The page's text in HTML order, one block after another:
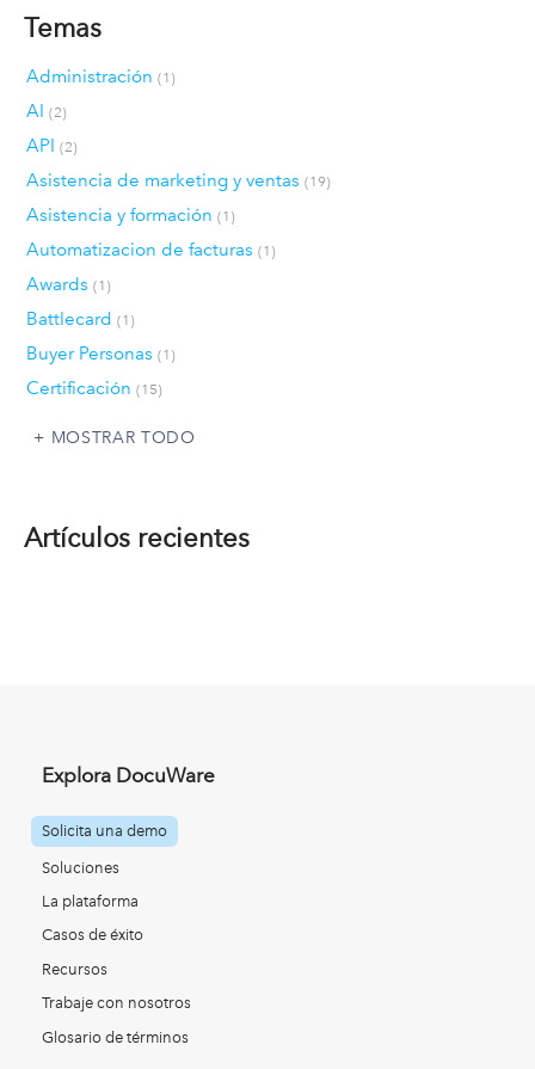
Temas
Administración (1)
AI (2)
API (2)
Asistencia de marketing y ventas (19)
Asistencia y formación (1)
Automatizacion de facturas (1)
Awards (1)
Battlecard (1)
Buyer Personas (1)
Certificación (15)
MOSTRAR TODO
Artículos recientes
Explora DocuWare
Solicita una demo
Soluciones
La plataforma
Casos de éxito
Recursos
Trabaje con nosotros
Glosario de términos